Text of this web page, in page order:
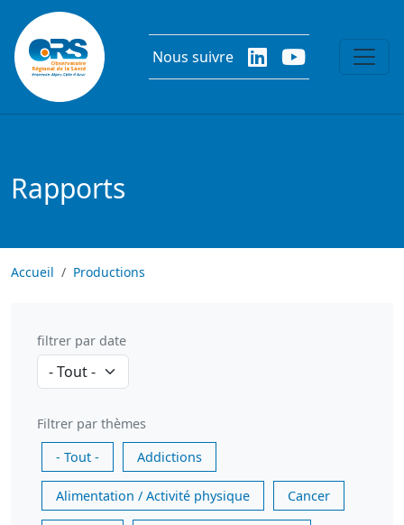
Aller au contenu principal
Nous suivre
Rapports
Accueil Productions
filtrer par date
Filtrer par thèmes
- Tout -
Addictions
Alimentation / Activité physique Cancer